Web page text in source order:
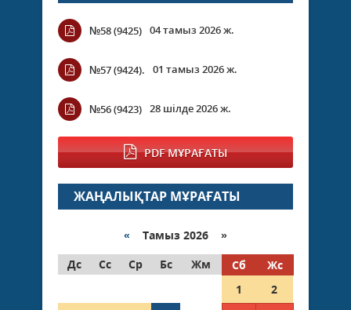
№58 (9425) 04 тамыз 2026 ж.
№57 (9424). 01 тамыз 2026 ж.
№56 (9423) 28 шілде 2026 ж.
PDF МҰРАҒАТЫ
ЖАҢАЛЫҚТАР МҰРАҒАТЫ
« Тамыз 2026 »
Дс
Сс Ср Бс Жм Сб
Жс
1
2